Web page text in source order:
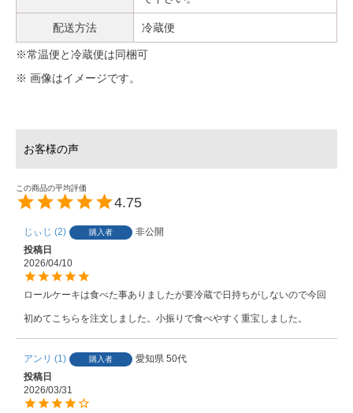
配送方法 冷蔵便
※常温便と冷蔵便は同梱可
※ 画像はイメージです。
4.75
じぃじ 2 購入者
非公開
投稿日
2026/04/10
ロールケーキは食べた事ありましたが要冷蔵で日持ちがしないので今回
初めてこちらを注文しました。小振りで食べやすく重宝しました。
アンリ 1 購入者 愛知県 50代
投稿日
2026/03/31